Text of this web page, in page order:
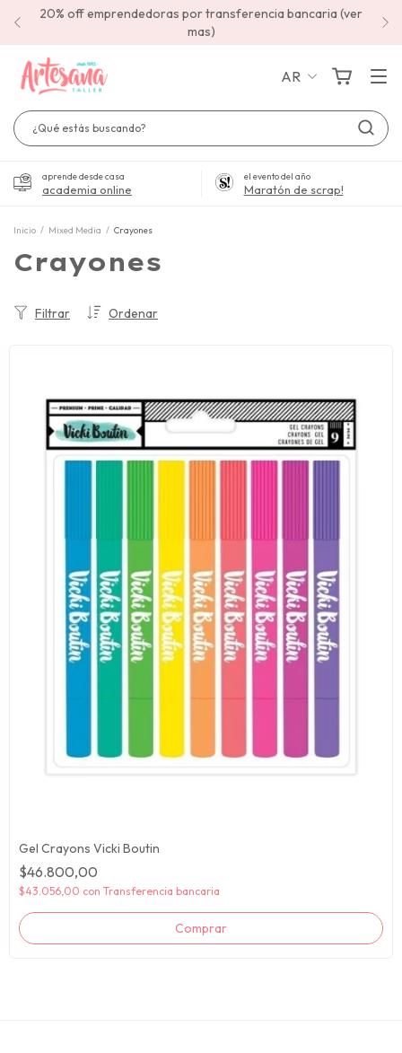
20% off emprendedoras por transferencia bancaria (ver
mas)
AR
aprende desde casa
academia online
el evento del año
Maratón de scrap!
Inicio / Mixed Media / Crayones
Crayones
Ordenar
Filtrar
Gel Crayons Vicki Boutin
$46.800,00
$43.056,00 con Transferencia bancaria